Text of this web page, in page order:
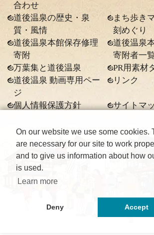
合わせ
道後温泉の歴史・泉
質・風情
まち歩き
刻めぐり
道後温泉本館保存修理
寄附
道後温泉
寄附者一
万葉集と道後温泉
PR用素材
道後温泉 動画専用ペー
ジ
リンク
個人情報保護方針 サイトマ
On our website we use some cookies.
are necessary for our site to work
and to give us information about how
is used.
Learn more
Deny Accept